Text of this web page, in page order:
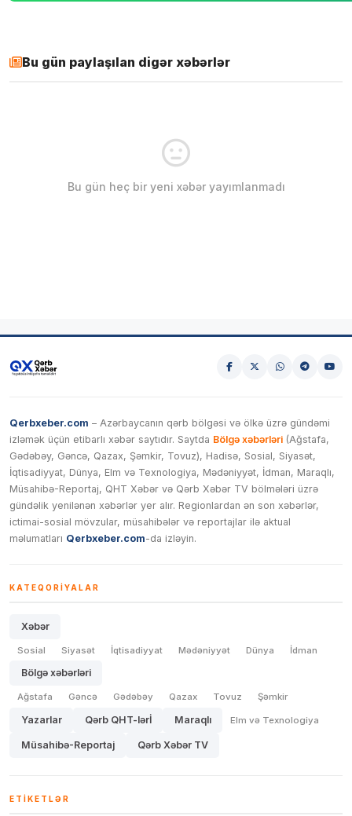
Bu gün paylaşılan digər xəbərlər
Bu gün heç bir yeni xəbər yayımlanmadı
Qerbxeber.com – Azərbaycanın qərb bölgəsi və ölkə üzrə gündəmi
izləmək üçün etibarlı xəbər saytıdır. Saytda Bölgə xəbərləri (Ağstafa,
Gədəbəy, Gəncə, Qazax, Şəmkir, Tovuz), Hadisə, Sosial, Siyasət,
İqtisadiyyat, Dünya, Elm və Texnologiya, Mədəniyyət, İdman, Maraqlı,
Müsahibə-Reportaj, QHT Xəbər və Qərb Xəbər TV bölmələri üzrə
gündəlik yenilənən xəbərlər yer alır. Regionlardan ən son xəbərlər,
ictimai-sosial mövzular, müsahibələr və reportajlar ilə aktual
məlumatları Qerbxeber.com-da izləyin.
KATEQORIYALAR
Xəbər
Sosial Siyasət İqtisadiyyat Mədəniyyət Dünya İdman
Bölgə xəbərləri
Ağstafa Gəncə Gədəbəy Qazax Tovuz Şəmkir
Yazarlar Qərb QHT-lərİ Maraqlı Elm və Texnologiya
Müsahibə-Reportaj Qərb Xəbər TV
ETIKETLƏR